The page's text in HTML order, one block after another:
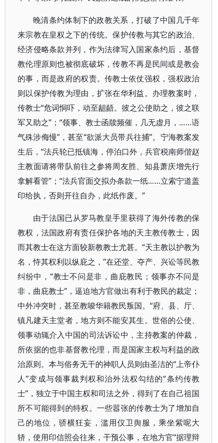
晚清条约体制下的政教关系，打破了中国几千年
来宗教在皇权之下的传统。保护传教与其它的政治、
经济侵略条款并列，作为法律写入国家条约后，基督
教伦理原则也被彻底破坏，传教不再是民间或是教会
的事，而是政府的权责。传教士依仗强权，强权政治
则以保护传教为理由，扩张在华利益。办理教案时，
传教士“危词恫吓，动至龃龉。彼之公使助之，彼之联
军又助之”；“领事、教士函牍频催，几无虚月，……语
气殊涉侮慢”，甚至“欲派大员带兵往捕”。宁海教案发
生后，“法兵轮已抵镇海，停泊口外，兵官税南师偕赵
主教面请将带队前往之参将周友胜、知县萧庆增先行
拿解看管”；“法兵官面交拟办条款一纸……立索宁道盖
印给执，否则开往自办，此纸作废。”
由于法国已从罗马教皇手里获得了海外传教的保
教权，法国政府有责任保护各地的天主教传教士，因
而其教士在这方面较新教教士尤甚。“天主教以护教为
名，恃其权利以纵庇之，”在还堂、夺产、兴讼等民教
纠纷中，“教士不问是非，曲庇教民；领事亦不问是
非，曲庇教士”，逼迫地方官做出有利于教民的裁定；
中外冲突时，甚至教唆华籍教民叛国。“府、县、厅、
镇凡建天主堂者，地方则不能安其生。世俗的公使、
领事动辄介入中国的司法诉讼中，主持教案的仲裁，
所依据的也非基督教伦理，而是国家主权与利益的政
治原则。本与俗务无干的神职人员则由圣洁的“上帝仆
人”变成与领事裁判权和治外法权勾结的“条约传教
士”，独立于中国主权和司法之外，得到了在自己祖国
所不可能得到的特权。一些嚣张的传教士为了增加自
己的地位，骄横狂妄，滥用仪卫舆服，乘坐紫呢大
轿，使用印信照会往来，干预公事，在地方官“据理辩